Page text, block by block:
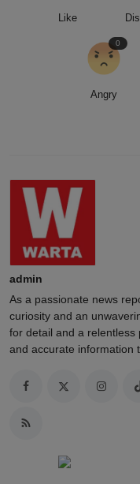
Like
Angry
0
admin
As a passionate news
curiosity and an
for detail and a relentless
and accurate information